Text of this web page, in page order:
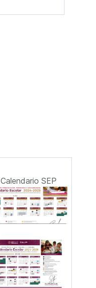
Calendario SEP